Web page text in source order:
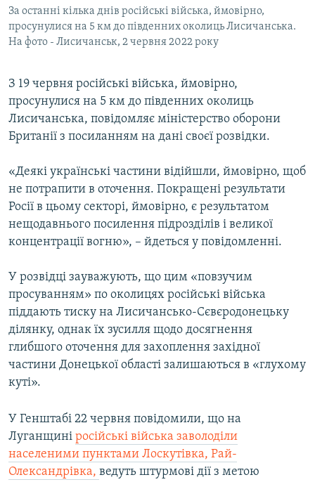
За останні кілька днів російські війська, ймовірно,
просунулися на 5 км до південних околиць Лисичанська.
На фото - Лисичанськ, 2 червня 2022 року
З 19 червня російські війська, ймовірно,
просунулися на 5 км до південних околиць
Лисичанська, повідомляє міністерство оборони
Британії з посиланням на дані своєї розвідки.
«Деякі українські частини відійшли, ймовірно, щоб
не потрапити в оточення. Покращені результати
Росії в цьому секторі, ймовірно, є результатом
нещодавнього посилення підрозділів і великої
концентрації вогню», – йдеться у повідомленні.
У розвідці зауважують, що цим «повзучим
просуванням» по околицях російські війська
піддають тиску на Лисичансько-Сєвєродонецьку
ділянку, однак їх зусилля щодо досягнення
глибшого оточення для захоплення західної
частини Донецької області залишаються в «глухому
куті».
У Генштабі 22 червня повідомили, що на
Луганщині російські війська заволоділи
населеними пунктами Лоскутівка, Рай-
Олександрівка, ведуть штурмові дії з метою